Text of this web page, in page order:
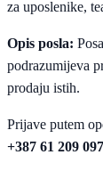
za uposlenike,
Opis posla:
podrazumijeva
prodaju istih.
Prijave putem
+387 61 209